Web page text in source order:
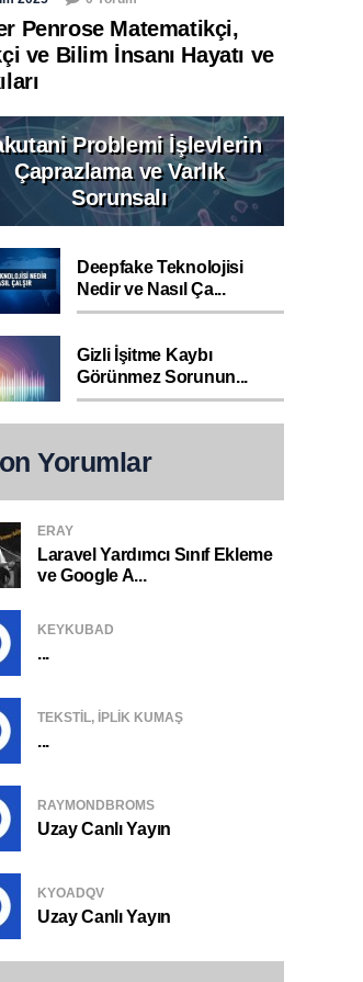
Penrose Matematikçi,
ve Bilim İnsanı Hayatı ve
Problemi İşlevlerin
Çaprazlama ve Varlık
Sorunsalı
Deepfake Teknolojisi
Nedir ve Nasıl Ça...
Gizli İşitme Kaybı
Görünmez Sorunun...
Yorumlar
ERAY
Laravel Yardımcı Sınıf Ekleme
ve Google A...
KEYKUBAD
...
TEKSTIL, IPLIK KUMAŞ
...
RAYMONDBROMS
Uzay Canlı Yayın
KYOADQV
Uzay Canlı Yayın